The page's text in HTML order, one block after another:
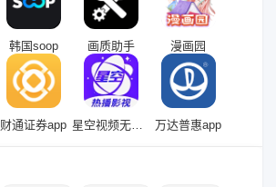
韩国soop 画质助手 漫画园
财通证券app 星空视频无广告版 万达普惠app